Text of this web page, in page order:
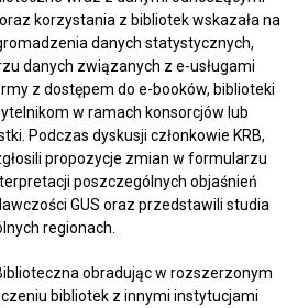
korzystania z bibliotek wskazała na
danych statystycznych,
danych związanych z e-usługami
z dostępem do e-booków, biblioteki
w ramach konsorcjów lub
Podczas dyskusji członkowie KRB,
propozycje zmian w formularzu
poszczególnych objaśnień
GUS oraz przedstawili studia
regionach.
obradując w rozszerzonym
bibliotek z innymi instytucjami